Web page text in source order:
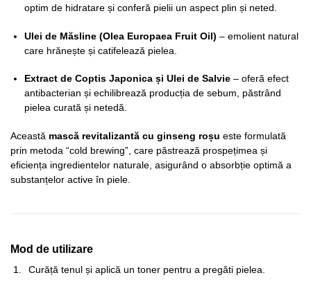
optim de hidratare și conferă pielii un aspect plin și neted.
Ulei de Măsline (Olea Europaea Fruit Oil) – emolient natural
care hrănește și catifelează pielea.
Extract de Coptis Japonica și Ulei de Salvie – oferă efect
antibacterian și echilibrează producția de sebum, păstrând
pielea curată și netedă.
Această mască revitalizantă cu ginseng roșu este formulată
prin metoda “cold brewing”, care păstrează prospețimea și
eficiența ingredientelor naturale, asigurând o absorbție optimă a
substanțelor active în piele.
Mod de utilizare
Curăță tenul și aplică un toner pentru a pregăti pielea.